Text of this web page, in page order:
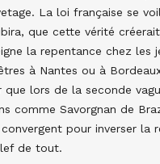
La loi française se
que cette vérité
la repentance chez les
à Nantes ou à
lors de la seconde
comme Savorgnan de
pour inverser la
de tout.